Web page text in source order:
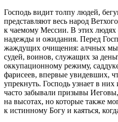
Господь видит толпу людей,
представляют весь народ
к чаемому Мессии. В этих людях
надежды и ожидания. Перед
жаждущих очищения: алчных
судей, воинов, служащих за
оккупационному режиму,
фарисеев, впервые увидевших,
упрекнуть. Господь узнает в
часто забывали призывы
на высотах, но которые также
к истинному Богу и каяться,